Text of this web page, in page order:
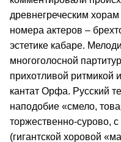
древнегреческим
номера актеров –
эстетике кабаре.
многоголосной
прихотливой ритмикой
кантат Орфа. Русский
наподобие «смело,
торжественно-сурово,
(гигантской хоровой